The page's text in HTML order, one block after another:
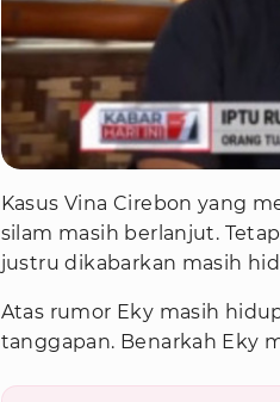
Kasus Vina Cirebon yang
silam masih berlanjut.
justru dikabarkan masih
Atas rumor Eky masih
tanggapan. Benarkah Eky